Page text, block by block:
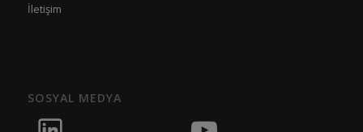
İletişim
SOSYAL MEDYA